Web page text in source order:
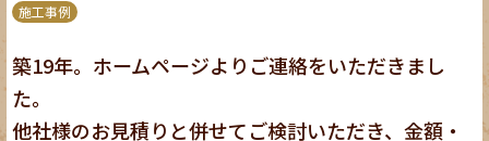
施工事例
築19年。ホームページよりご連絡をいただきまし
た。
他社様のお見積りと併せてご検討いただき、金額・